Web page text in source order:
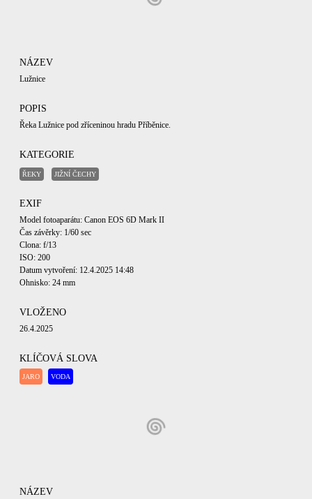
NÁZEV
Lužnice
POPIS
Řeka Lužnice pod zříceninou hradu Příběnice.
KATEGORIE
ŘEKY JIŽNÍ ČECHY
EXIF
Model fotoaparátu: Canon EOS 6D Mark II
Čas závěrky: 1/60 sec
Clona: f/13
ISO: 200
Datum vytvoření: 12.4.2025 14:48
Ohnisko: 24 mm
VLOŽENO
26.4.2025
KLÍČOVÁ SLOVA
JARO VODA
NÁZEV